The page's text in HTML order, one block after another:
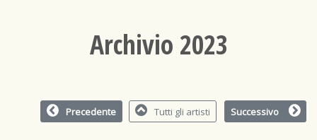
Archivio 2023
Precedente Tutti gli artisti Successivo